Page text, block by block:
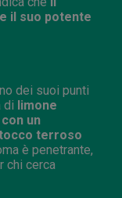
il suo potente
dei suoi punti
di limone
un
terroso
è penetrante,
chi cerca